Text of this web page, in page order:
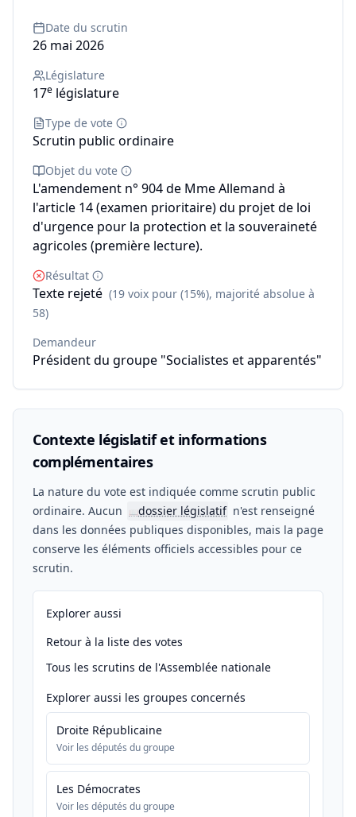
Date du scrutin
26 mai 2026
Législature
17e législature
Type de vote
Scrutin public ordinaire
Objet du vote
L'amendement n° 904 de Mme Allemand à
l'article 14 (examen prioritaire) du projet de loi
d'urgence pour la protection et la souveraineté
agricoles (première lecture).
Résultat
Texte rejeté (19 voix pour (15%), majorité absolue à
58)
Demandeur
Président du groupe "Socialistes et apparentés"
Contexte législatif et informations
complémentaires
La nature du vote est indiquée comme scrutin public
ordinaire. Aucun
📖dossier législatif n'est renseigné
dans les données publiques disponibles, mais la page
conserve les éléments officiels accessibles pour ce
scrutin.
Explorer aussi
Retour à la liste des votes
Tous les scrutins de l'Assemblée nationale
Explorer aussi les groupes concernés
Droite Républicaine
Voir les députés du groupe
Les Démocrates
Voir les députés du groupe